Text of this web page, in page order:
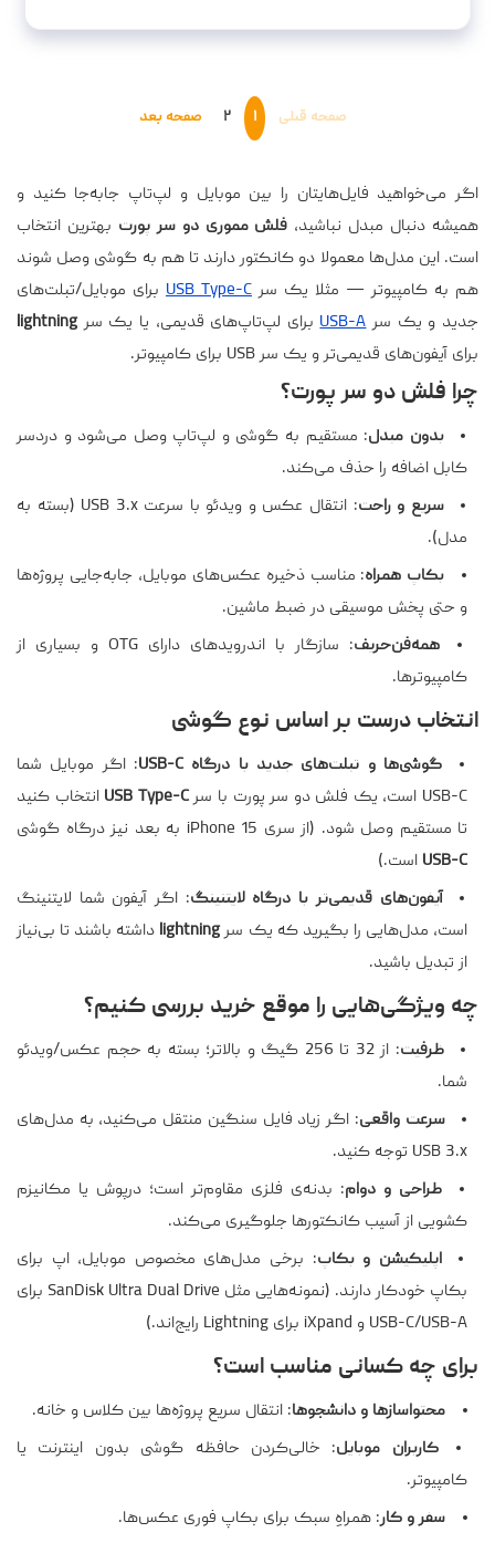
صفحه قبلی ۱ ۲ صفحه بعد
اگر می‌خواهید فایل‌هایتان را بین موبایل و لپ‌تاپ جابه‌جا کنید و
همیشه دنبال مبدل نباشید، فلش مموری دو سر پورت بهترین انتخاب
است. این مدل‌ها معمولا دو کانکتور دارند تا هم به گوشی وصل شوند
هم به کامپیوتر — مثلا یک سر USB Type-C برای موبایل/تبلت‌های
جدید و یک سرUSB-Aبرای لپ‌تاپ‌های قدیمی، یا یک سرlightning
برای آیفون‌های قدیمی‌تر و یک سر USB برای کامپیوتر.
چرا فلش دو سر پورت؟
بدون مبدل: مستقیم به گوشی و لپ‌تاپ وصل می‌شود و دردسر
کابل اضافه را حذف می‌کند.
سریع و راحت
: انتقال عکس و ویدئو با سرعت USB 3.x (بسته به
مدل).
بکاپ همراه: مناسب ذخیره عکس‌های موبایل، جابه‌جایی پروژه‌ها
و حتی پخش موسیقی در ضبط ماشین.
همه‌فن‌حریف
: سازگار با اندرویدهای دارای OTG و بسیاری از
کامپیوترها.
انتخاب درست بر اساس نوع گوشی
گوشی‌ها و تبلت‌های جدید با درگاه USB-C
: اگر موبایل شما
USB-C است، یک فلش دو سر پورت با سر
USB Type-C انتخاب کنید
تا مستقیم وصل شود. (از سری iPhone 15 به بعد نیز درگاه گوشی
USB-C است.)
آیفون‌های قدیمی‌تر با درگاه لایتنینگ: اگر آیفون شما لایتنینگ
است، مدل‌هایی را بگیرید که یک سرlightning داشته باشند تا بی‌نیاز
از تبدیل باشید.
چه ویژگی‌هایی را موقع خرید بررسی کنیم؟
ظرفیت
: از 32 تا 256 گیگ و بالاتر؛ بسته به حجم عکس/ویدئو
شما.
سرعت واقعی: اگر زیاد فایل سنگین منتقل می‌کنید، به مدل‌های
USB 3.x توجه کنید.
طراحی و دوام: بدنه‌ی فلزی مقاوم‌تر است؛ درپوش یا مکانیزم
کشویی از آسیب کانکتورها جلوگیری می‌کند.
اپلیکیشن و بکاپ: برخی مدل‌های مخصوص موبایل، اپ برای
بکاپ خودکار دارند. (نمونه‌هایی مثل SanDisk Ultra Dual Drive برای
USB-C/USB-A و iXpand برای Lightning رایج‌اند.)
برای چه کسانی مناسب است؟
محتواسازها و دانشجوها: انتقال سریع پروژه‌ها بین کلاس و خانه.
کاربران موبایل: خالی‌کردن حافظه گوشی بدون اینترنت یا
کامپیوتر.
سفر و کار: همراهِ سبک برای بکاپ فوری عکس‌ها.